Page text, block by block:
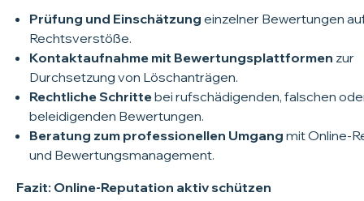
Prüfung und Einschätzung einzelner Bewertungen
Rechtsverstöße.
Kontaktaufnahme mit Bewertungsplattformen zur
Durchsetzung von Löschanträgen.
Rechtliche Schrittebei rufschädigenden, falschen
beleidigenden Bewertungen.
Beratung zum professionellen Umgang mit Online-
und Bewertungsmanagement.
Fazit: Online-Reputation aktiv schützen